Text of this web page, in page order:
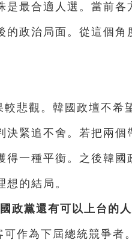
最合適人選。當前各
的政治局面。從這個
悲觀。韓國政壇不希
決緊追不舍。若把兩個
得一種平衡。之後韓國
的結局。
政黨還有可以上台的人
作為下屆總統競爭者